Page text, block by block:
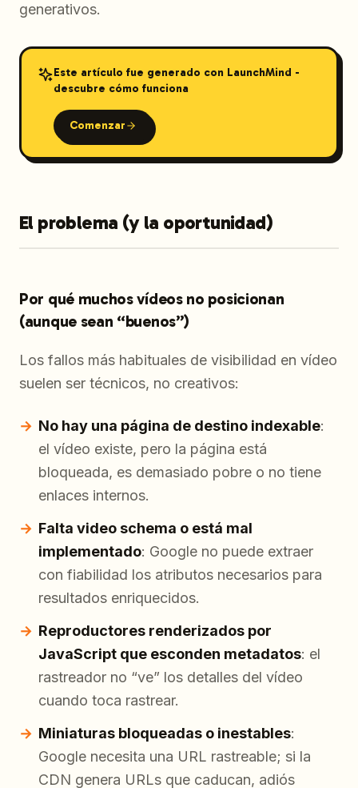
generativos.
Este artículo fue generado con LaunchMind -
descubre cómo funciona
Comenzar
El problema (y la oportunidad)
Por qué muchos vídeos no posicionan
(aunque sean “buenos”)
Los fallos más habituales de visibilidad en vídeo
suelen ser técnicos, no creativos:
No hay una página de destino indexable:
el vídeo existe, pero la página está
bloqueada, es demasiado pobre o no tiene
enlaces internos.
Falta video schema o está mal
implementado: Google no puede extraer
con fiabilidad los atributos necesarios para
resultados enriquecidos.
Reproductores renderizados por
JavaScript que esconden metadatos: el
rastreador no “ve” los detalles del vídeo
cuando toca rastrear.
Miniaturas bloqueadas o inestables:
Google necesita una URL rastreable; si la
CDN genera URLs que caducan, adiós